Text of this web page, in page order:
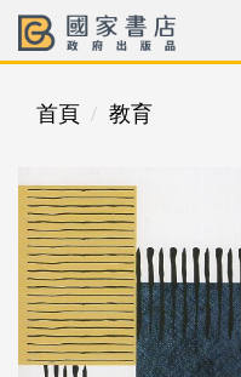
首頁 教育